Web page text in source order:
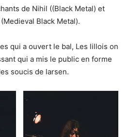
de Nihil ((Black Metal) et
Black Metal).
qui a ouvert le bal, Les lillois on
qui a mis le public en forme
soucis de larsen.